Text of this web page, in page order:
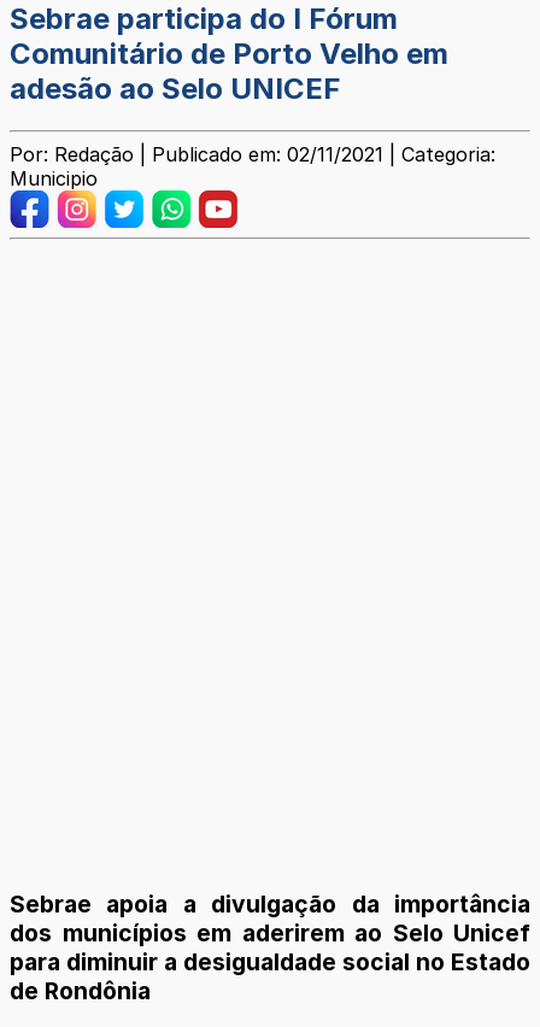
Sebrae participa do I Fórum
Comunitário de Porto Velho em
adesão ao Selo UNICEF
Por: Redação | Publicado em: 02/11/2021 | Categoria:
Municipio
Sebrae apoia a divulgação da importância
dos municípios em aderirem ao Selo Unicef
para diminuir a desigualdade social no Estado
de Rondônia